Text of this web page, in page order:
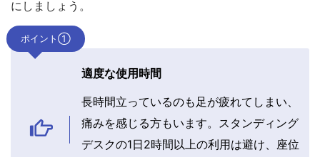
にしましょう。
ポイント①
適度な使用時間
長時間立っているのも足が疲れてしまい、
痛みを感じる方もいます。スタンディング
デスクの1日2時間以上の利用は避け、座位